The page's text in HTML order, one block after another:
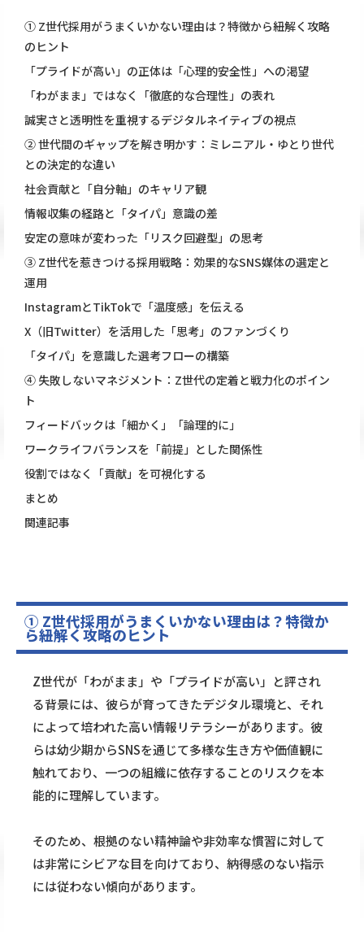
① Z世代採用がうまくいかない理由は？特徴から紐解く攻略
のヒント
「プライドが高い」の正体は「心理的安全性」への渇望
「わがまま」ではなく「徹底的な合理性」の表れ
誠実さと透明性を重視するデジタルネイティブの視点
② 世代間のギャップを解き明かす：ミレニアル・ゆとり世代
との決定的な違い
社会貢献と「自分軸」のキャリア観
情報収集の経路と「タイパ」意識の差
安定の意味が変わった「リスク回避型」の思考
③ Z世代を惹きつける採用戦略：効果的なSNS媒体の選定と
運用
InstagramとTikTokで「温度感」を伝える
X（旧Twitter）を活用した「思考」のファンづくり
「タイパ」を意識した選考フローの構築
④ 失敗しないマネジメント：Z世代の定着と戦力化のポイン
ト
フィードバックは「細かく」「論理的に」
ワークライフバランスを「前提」とした関係性
役割ではなく「貢献」を可視化する
まとめ
関連記事
① Z世代採用がうまくいかない理由は？特徴か
ら紐解く攻略のヒント
Z世代が「わがまま」や「プライドが高い」と評され
る背景には、彼らが育ってきたデジタル環境と、それ
によって培われた高い情報リテラシーがあります。彼
らは幼少期からSNSを通じて多様な生き方や価値観に
触れており、一つの組織に依存することのリスクを本
能的に理解しています。
そのため、根拠のない精神論や非効率な慣習に対して
は非常にシビアな目を向けており、納得感のない指示
には従わない傾向があります。